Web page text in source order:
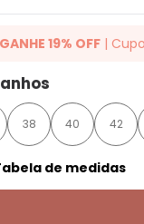
GANHE 19% OFF |
19% OFF Extra em
QUINTESS19. Válido
08/2026.
38 40 42
de medidas